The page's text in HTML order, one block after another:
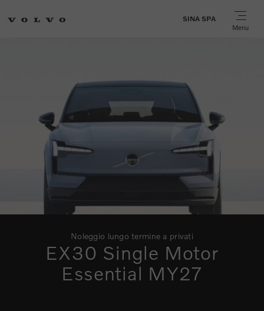
SINA SPA
Menu
Noleggio lungo termine a privati
EX30 Single Motor
Essential MY27